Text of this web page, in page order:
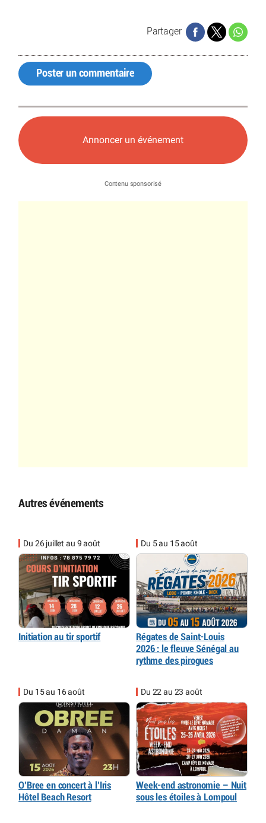
Partager
Poster un commentaire
Annoncer un événement
Autres événements
Du 26 juillet au 9 août
Initiation au tir sportif
Du 5 au 15 août
Régates de Saint-Louis
2026 : le fleuve Sénégal au
rythme des pirogues
Du 15 au 16 août
O’Bree en concert à l’Iris
Hôtel Beach Resort
Du 22 au 23 août
Week-end astronomie – Nuit
sous les étoiles à Lompoul